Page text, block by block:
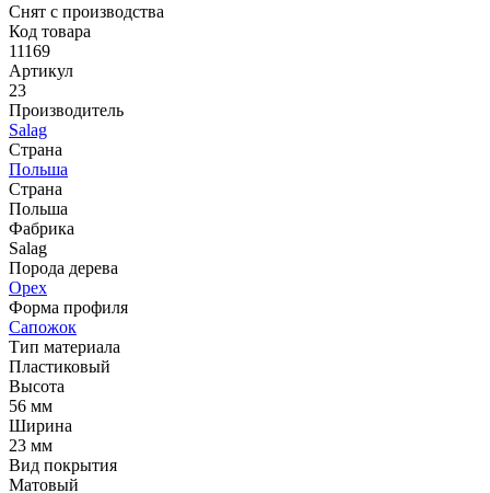
Снят с производства
Код товара
11169
Артикул
23
Производитель
Salag
Страна
Польша
Страна
Польша
Фабрика
Salag
Порода дерева
Орех
Форма профиля
Сапожок
Тип материала
Пластиковый
Высота
56 мм
Ширина
23 мм
Вид покрытия
Матовый